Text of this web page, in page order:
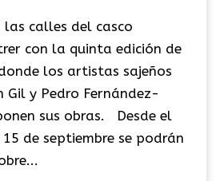
calles del casco
con la quinta edición de
los artistas sajeños
Gil y Pedro Fernández-
sus obras. Desde el
de septiembre se podrán